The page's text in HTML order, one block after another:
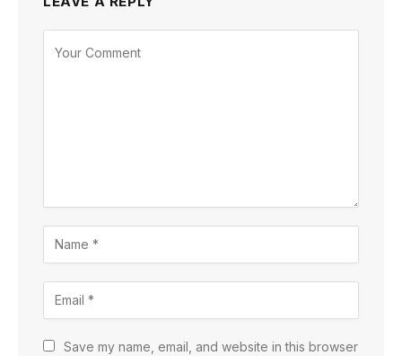
Save my name, email, and website in this browser